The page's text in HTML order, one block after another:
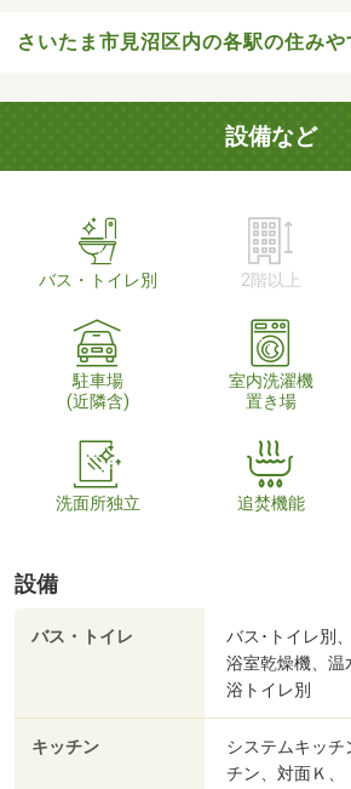
さいたま市見沼区内の各駅の住みや
設備など
バス・トイレ別 2階以上
駐車場
(近隣含)
室内洗濯機
置き場
洗面所独立 追焚機能
設備
バス・トイレ
バス･トイレ別
浴室乾燥機、温
浴トイレ別
キッチン
システムキッチ
チン、対面Ｋ、